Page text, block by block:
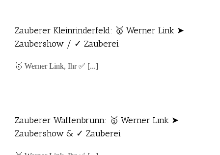
Zauberer Kleinrinderfeld: 🥇 Werner Link ➤
Zaubershow / ✓ Zauberei
🥇 Werner Link, Ihr ✅ [...]
Zauberer Waffenbrunn: 🥇 Werner Link ➤
Zaubershow & ✓ Zauberei